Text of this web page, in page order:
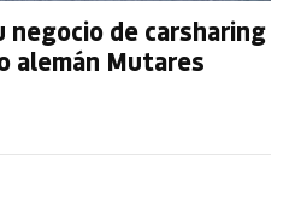
de carsharing
alemán Mutares